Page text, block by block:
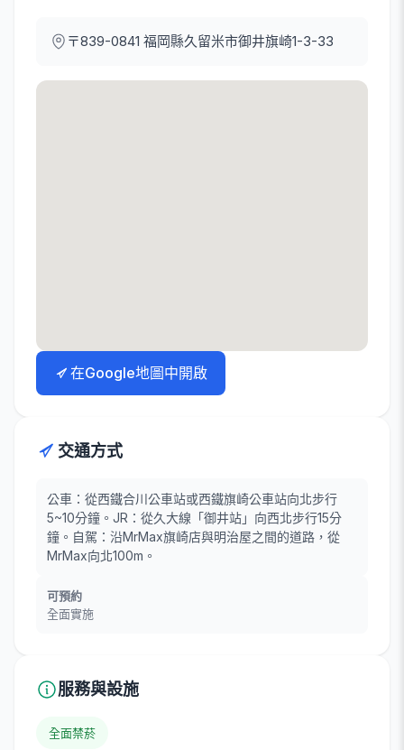
〒839-0841 福岡縣久留米市御井旗崎1-3-33
在Google地圖中開啟
交通方式
公車：從西鐵合川公車站或西鐵旗崎公車站向北步行
5~10分鐘。JR：從久大線「御井站」向西北步行15分
鐘。自駕：沿MrMax旗崎店與明治屋之間的道路，從
MrMax向北100m。
可預約
全面實施
服務與設施
全面禁菸